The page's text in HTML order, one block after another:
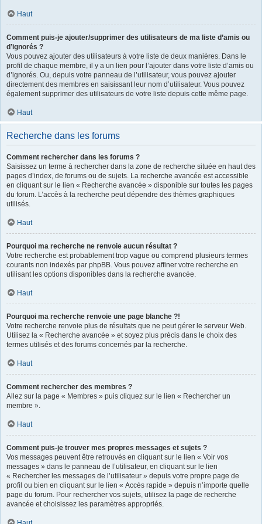
Haut
Comment puis-je ajouter/supprimer des utilisateurs de ma liste d’amis ou
d’ignorés ?
Vous pouvez ajouter des utilisateurs à votre liste de deux manières. Dans le
profil de chaque membre, il y a un lien pour l’ajouter dans votre liste d’amis ou
d’ignorés. Ou, depuis votre panneau de l’utilisateur, vous pouvez ajouter
directement des membres en saisissant leur nom d’utilisateur. Vous pouvez
également supprimer des utilisateurs de votre liste depuis cette même page.
Haut
Recherche dans les forums
Comment rechercher dans les forums ?
Saisissez un terme à rechercher dans la zone de recherche située en haut des
pages d’index, de forums ou de sujets. La recherche avancée est accessible
en cliquant sur le lien « Recherche avancée » disponible sur toutes les pages
du forum. L’accès à la recherche peut dépendre des thèmes graphiques
utilisés.
Haut
Pourquoi ma recherche ne renvoie aucun résultat ?
Votre recherche est probablement trop vague ou comprend plusieurs termes
courants non indexés par phpBB. Vous pouvez affiner votre recherche en
utilisant les options disponibles dans la recherche avancée.
Haut
Pourquoi ma recherche renvoie une page blanche ?!
Votre recherche renvoie plus de résultats que ne peut gérer le serveur Web.
Utilisez la « Recherche avancée » et soyez plus précis dans le choix des
termes utilisés et des forums concernés par la recherche.
Haut
Comment rechercher des membres ?
Allez sur la page « Membres » puis cliquez sur le lien « Rechercher un
membre ».
Haut
Comment puis-je trouver mes propres messages et sujets ?
Vos messages peuvent être retrouvés en cliquant sur le lien « Voir vos
messages » dans le panneau de l’utilisateur, en cliquant sur le lien
« Rechercher les messages de l’utilisateur » depuis votre propre page de
profil ou bien en cliquant sur le lien « Accès rapide » depuis n’importe quelle
page du forum. Pour rechercher vos sujets, utilisez la page de recherche
avancée et choisissez les paramètres appropriés.